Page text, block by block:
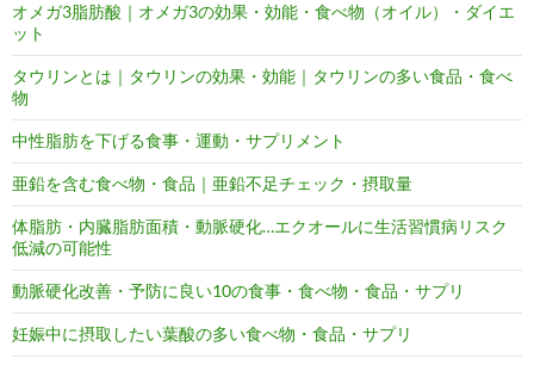
オメガ3脂肪酸｜オメガ3の効果・効能・食べ物（オイル）・ダイエ
ット
タウリンとは｜タウリンの効果・効能｜タウリンの多い食品・食べ
物
中性脂肪を下げる食事・運動・サプリメント
亜鉛を含む食べ物・食品｜亜鉛不足チェック・摂取量
体脂肪・内臓脂肪面積・動脈硬化…エクオールに生活習慣病リスク
低減の可能性
動脈硬化改善・予防に良い10の食事・食べ物・食品・サプリ
妊娠中に摂取したい葉酸の多い食べ物・食品・サプリ